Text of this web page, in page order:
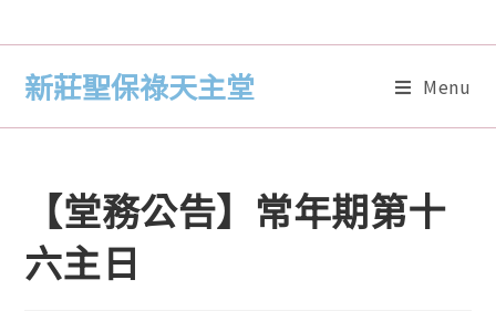
新莊聖保祿天主堂 Menu
【堂務公告】常年期第十
六主日